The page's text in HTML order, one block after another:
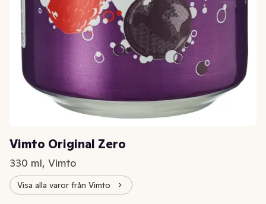
Vimto Original Zero
330 ml, Vimto
Visa alla varor från Vimto